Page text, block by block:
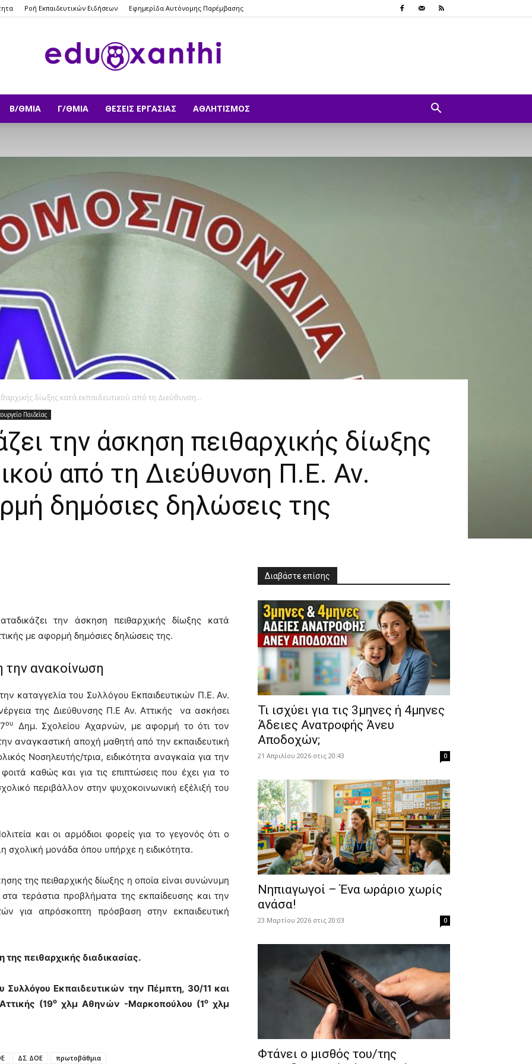
Ροή Εκπαιδευτικών Ειδήσεων Εφημερίδα Αυτόνομης Παρέμβασης
eduxanthi
Β/ΘΜΙΑ Γ/ΘΜΙΑ ΘΈΣΕΙΣ ΕΡΓΑΣΊΑΣ ΑΘΛΗΤΙΣΜΌΣ
δίωξης κατά εκπαιδευτικού από τη Διεύθυνση...
Παιδείας
την άσκηση πειθαρχικής δίωξης
από τη Διεύθυνση Π.Ε. Αν.
δημόσιες δηλώσεις της
την άσκηση πειθαρχικής δίωξης κατά
με αφορμή δημόσιες δηλώσεις της.
ανακοίνωση
καταγγελία του Συλλόγου Εκπαιδευτικών Π.Ε. Αν.
της Διεύθυνσης Π.Ε Αν. Αττικής να ασκήσει
ου
Δημ. Σχολείου Αχαρνών, με αφορμή το ότι τον
αναγκαστική αποχή μαθητή από την εκπαιδευτική
Νοσηλευτής/τρια, ειδικότητα αναγκαία για την
καθώς και για τις επιπτώσεις που έχει για το
περιβάλλον στην ψυχοκοινωνική εξέλιξή του
και οι αρμόδιοι φορείς για το γεγονός ότι ο
μονάδα όπου υπήρχε η ειδικότητα.
της πειθαρχικής δίωξης η οποία είναι συνώνυμη
τεράστια προβλήματα της εκπαίδευσης και την
για απρόσκοπτη πρόσβαση στην εκπαιδευτική
πειθαρχικής διαδικασίας.
Συλλόγου Εκπαιδευτικών την Πέμπτη, 30/11 και
(19ο χλμ Αθηνών -Μαρκοπούλου (1ο χλμ
ΔΣ ΔΟΕ πρωτοβάθμια
Διαβάστε επίσης
​Τι ισχύει για τις 3μηνες ή 4μηνες
Άδειες Ανατροφής Άνευ
Αποδοχών;
21 Απριλίου 2026 στις 20:43 0
Νηπιαγωγοί – Ένα ωράριο χωρίς
ανάσα!
23 Μαρτίου 2026 στις 20:03 0
Φτάνει ο μισθός του/της